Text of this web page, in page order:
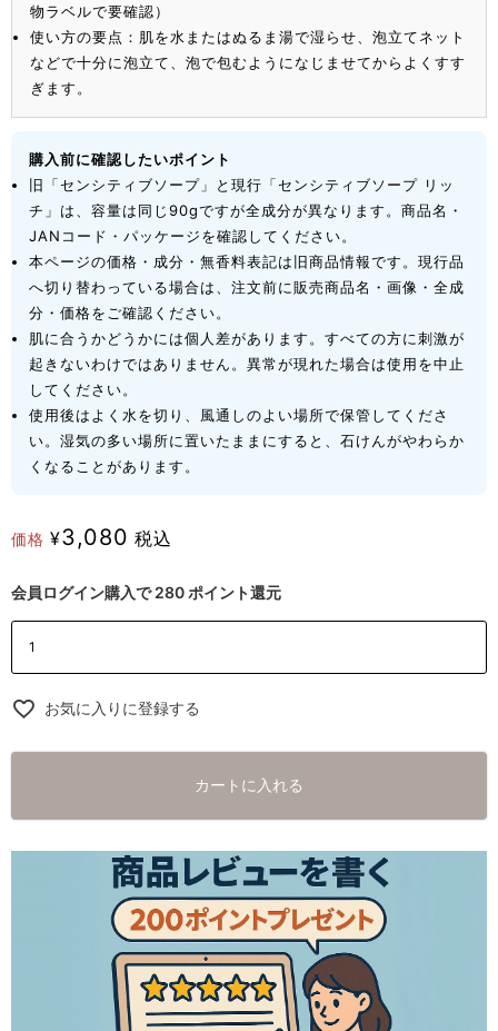
物ラベルで要確認）
使い方の要点：肌を水またはぬるま湯で湿らせ、泡立てネット
などで十分に泡立て、泡で包むようになじませてからよくすす
ぎます。
購入前に確認したいポイント
旧「センシティブソープ」と現行「センシティブソープ リッ
チ」は、容量は同じ90gですが全成分が異なります。商品名・
JANコード・パッケージを確認してください。
本ページの価格・成分・無香料表記は旧商品情報です。現行品
へ切り替わっている場合は、注文前に販売商品名・画像・全成
分・価格をご確認ください。
肌に合うかどうかには個人差があります。すべての方に刺激が
起きないわけではありません。異常が現れた場合は使用を中止
してください。
使用後はよく水を切り、風通しのよい場所で保管してくださ
い。湿気の多い場所に置いたままにすると、石けんがやわらか
くなることがあります。
価格 ¥3,080 税込
会員ログイン購入で 280 ポイント還元
お気に入りに登録する
カートに入れる